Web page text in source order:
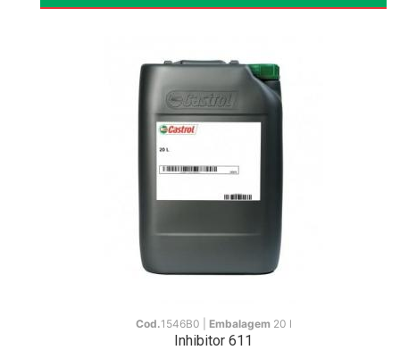
Cod.1546B0 | Embalagem 20 l
Inhibitor 611